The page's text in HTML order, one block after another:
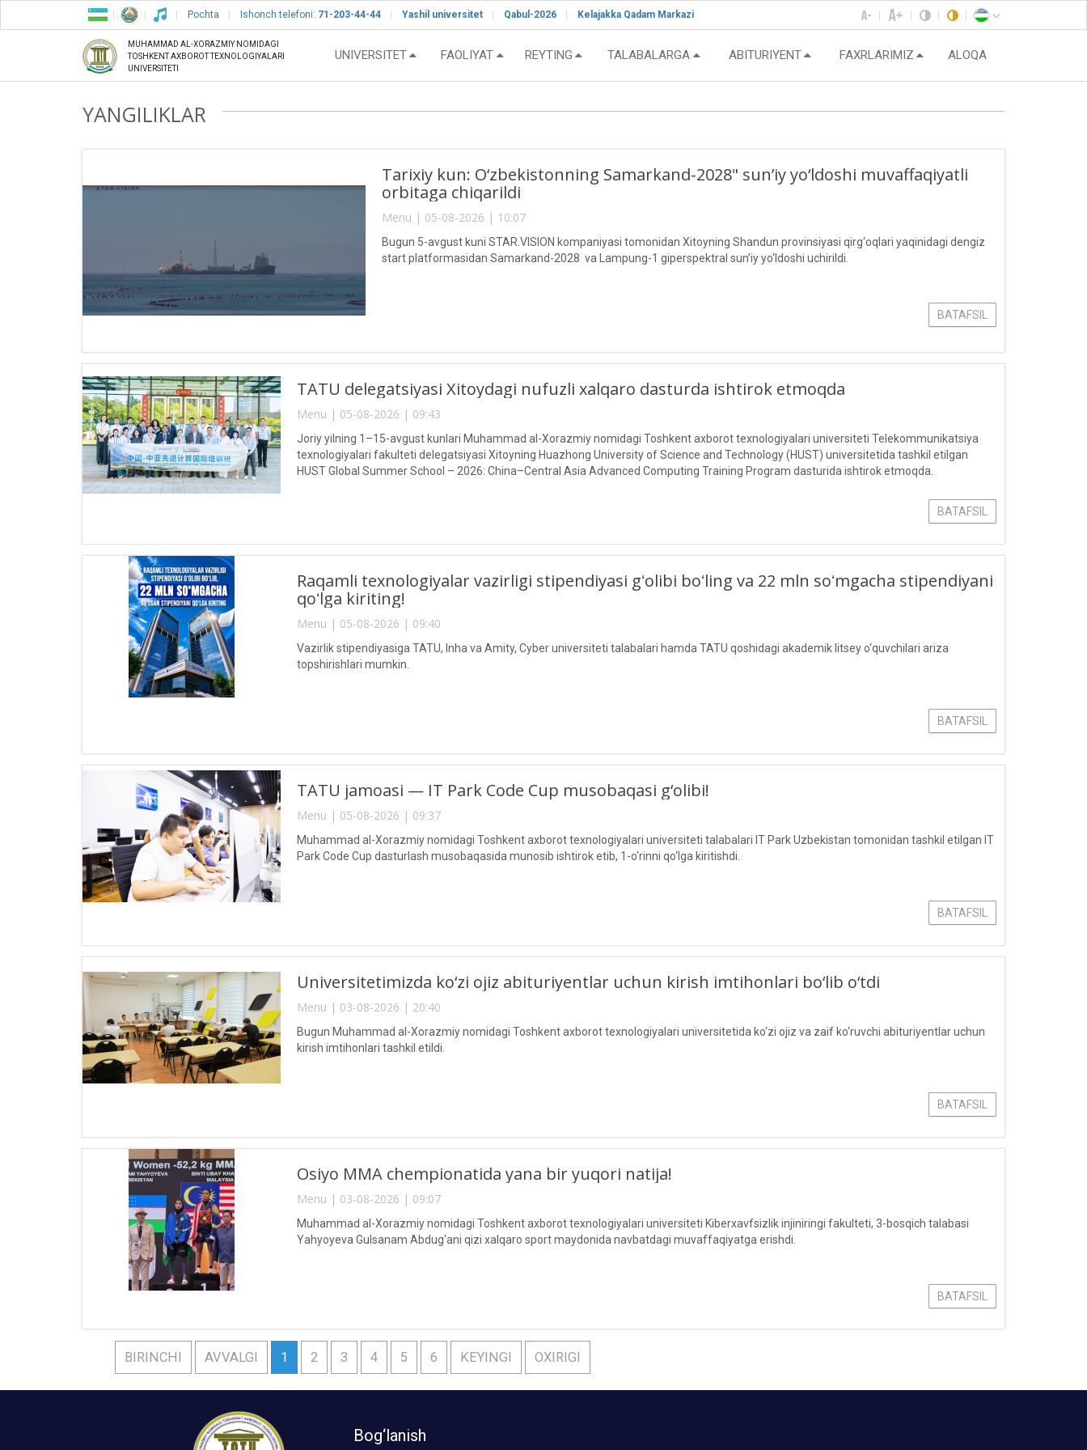
Pochta Ishonch telefoni: 71-203-44-44 Yashil universitet Qabul-2026 Kelajakka Qadam Markazi
MUHAMMAD AL-XORAZMIY NOMIDAGI
TOSHKENT AXBOROT TEXNOLOGIYALARI
UNIVERSITETI
UNIVERSITET FAOLIYAT REYTING TALABALARGA ABITURIYENT FAXRLARIMIZ ALOQA
YANGILIKLAR
Tarixiy kun: O‘zbekistonning Samarkand-2028" sun’iy yo‘ldoshi muvaffaqiyatli
orbitaga chiqarildi
Menu | 05-08-2026 | 10:07
Bugun 5-avgust kuni STAR.VISION kompaniyasi tomonidan Xitoyning Shandun provinsiyasi qirg‘oqlari yaqinidagi dengiz
start platformasidan Samarkand-2028 va Lampung-1 giperspektral sun’iy yo‘ldoshi uchirildi.
BATAFSIL
TATU delegatsiyasi Xitoydagi nufuzli xalqaro dasturda ishtirok etmoqda
Menu | 05-08-2026 | 09:43
Joriy yilning 1–15-avgust kunlari Muhammad al-Xorazmiy nomidagi Toshkent axborot texnologiyalari universiteti Telekommunikatsiya
texnologiyalari fakulteti delegatsiyasi Xitoyning Huazhong University of Science and Technology (HUST) universitetida tashkil etilgan
HUST Global Summer School – 2026: China–Central Asia Advanced Computing Training Program dasturida ishtirok etmoqda.
BATAFSIL
Raqamli texnologiyalar vazirligi stipendiyasi gʻolibi boʻling va 22 mln soʻmgacha stipendiyani
qoʻlga kiriting!
Menu | 05-08-2026 | 09:40
Vazirlik stipendiyasiga TATU, Inha va Amity, Cyber universiteti talabalari hamda TATU qoshidagi akademik litsey o‘quvchilari ariza
topshirishlari mumkin.
BATAFSIL
TATU jamoasi — IT Park Code Cup musobaqasi g‘olibi!
Menu | 05-08-2026 | 09:37
Muhammad al-Xorazmiy nomidagi Toshkent axborot texnologiyalari universiteti talabalari IT Park Uzbekistan tomonidan tashkil etilgan IT
Park Code Cup dasturlash musobaqasida munosib ishtirok etib, 1-o‘rinni qo‘lga kiritishdi.
BATAFSIL
Universitetimizda ko‘zi ojiz abituriyentlar uchun kirish imtihonlari bo‘lib o‘tdi
Menu | 03-08-2026 | 20:40
Bugun Muhammad al-Xorazmiy nomidagi Toshkent axborot texnologiyalari universitetida ko‘zi ojiz va zaif ko‘ruvchi abituriyentlar uchun
kirish imtihonlari tashkil etildi.
BATAFSIL
Osiyo MMA chempionatida yana bir yuqori natija!
Menu | 03-08-2026 | 09:07
Muhammad al-Xorazmiy nomidagi Toshkent axborot texnologiyalari universiteti Kiberxavfsizlik injiniringi fakulteti, 3-bosqich talabasi
Yahyoyeva Gulsanam Abdug‘ani qizi xalqaro sport maydonida navbatdagi muvaffaqiyatga erishdi.
BATAFSIL
BIRINCHI AVVALGI 1 2 3 4 5 6 KEYINGI OXIRIGI
Bog‘lanish